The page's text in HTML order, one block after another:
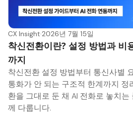
CX Insight·2026년 7월 15일
착신전환이란? 설정 방법과 비
까지
착신전환 설정 방법부터 통신사별
통화가 안 되는 구조적 한계까지 정
환을 그대로 둔 채 AI 전화로 놓치
께 다룹니다.